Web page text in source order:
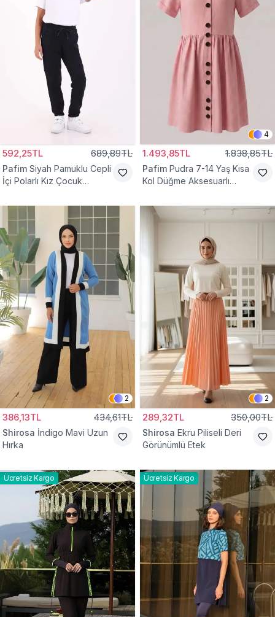
592,25TL 689,89TL
Pafim Siyah Pamuklu Cepli
İçi Polarlı Kız Çocuk
4
1.493,85TL 1.838,85TL
Pafim Pudra 7-14 Yaş Kısa
Kol Düğme Aksesuarlı
2
386,13TL 434,61TL
Shirosa İndigo Mavi Uzun
Hırka
2
289,32TL 350,00TL
Shirosa Ekru Piliseli Deri
Görünümlü Etek
Ücretsiz Kargo Ücretsiz Kargo